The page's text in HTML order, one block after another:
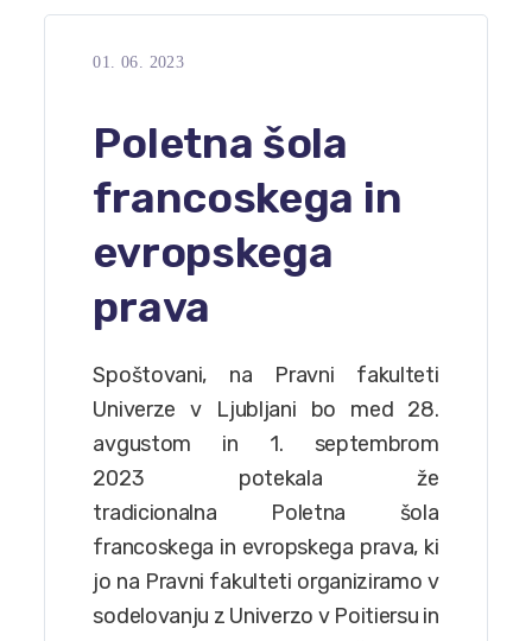
01. 06. 2023
Poletna šola
francoskega in
evropskega
prava
Spoštovani, na Pravni fakulteti
Univerze v Ljubljani bo med 28.
avgustom in 1. septembrom
2023 potekala že
tradicionalna Poletna šola
francoskega in evropskega prava, ki
jo na Pravni fakulteti organiziramo v
sodelovanju z Univerzo v Poitiersu in